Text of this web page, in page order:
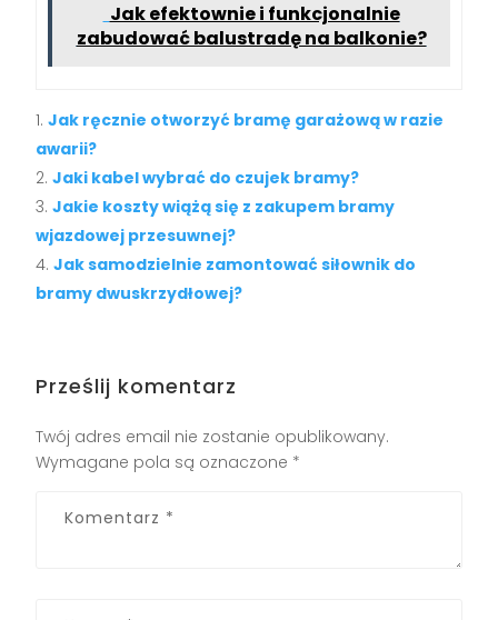
Jak efektownie i funkcjonalnie
zabudować balustradę na balkonie?
Jak ręcznie otworzyć bramę garażową w razie
awarii?
Jaki kabel wybrać do czujek bramy?
Jakie koszty wiążą się z zakupem bramy
wjazdowej przesuwnej?
Jak samodzielnie zamontować siłownik do
bramy dwuskrzydłowej?
Prześlij komentarz
Twój adres email nie zostanie opublikowany.
Wymagane pola są oznaczone *